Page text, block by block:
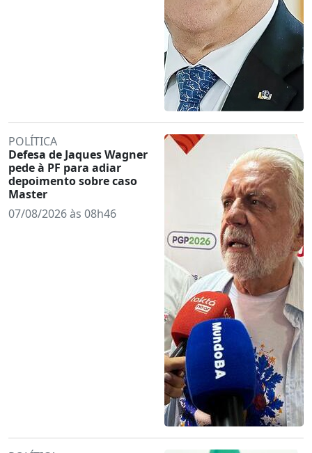
POLÍTICA
Defesa de Jaques Wagner
pede à PF para adiar
depoimento sobre caso
Master
07/08/2026 às 08h46